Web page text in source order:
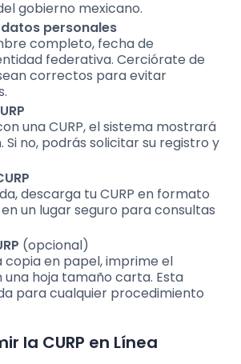
gobierno mexicano.
personales
completo, fecha de
federativa. Cerciórate de
correctos para evitar
una CURP, el sistema mostrará
Si no, podrás solicitar su registro y
descarga tu CURP en formato
en un lugar seguro para consultas
(opcional)
copia en papel, imprime el
hoja tamaño carta. Esta
para cualquier procedimiento
la CURP en Línea